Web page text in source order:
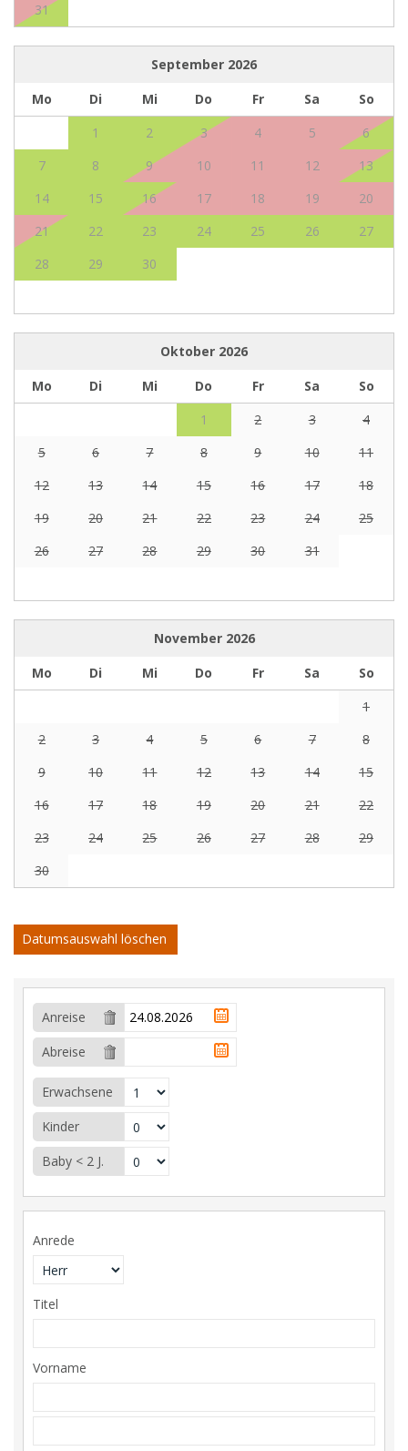
31
September 2026
Mo
Di Mi Do Fr Sa
So
1
2 3 4 5
6
7
8 9 10 11 12
13
14
15 16 17 18 19
20
21
22 23 24 25 26
27
28
29 30
Oktober 2026
Mo
Di Mi Do Fr Sa
So
1
2 3
4
5
6 7 8 9 10
11
12
13 14 15 16 17
18
19
20 21 22 23 24
25
26
27 28 29 30 31
November 2026
Mo
Di Mi Do Fr Sa
So
1
2
3 4 5 6 7
8
9
10 11 12 13 14
15
16
17 18 19 20 21
22
23
24 25 26 27 28
29
30
Datumsauswahl löschen
Anreise
Abreise
Erwachsene
Kinder
Baby < 2 J.
Anrede
Titel
Vorname